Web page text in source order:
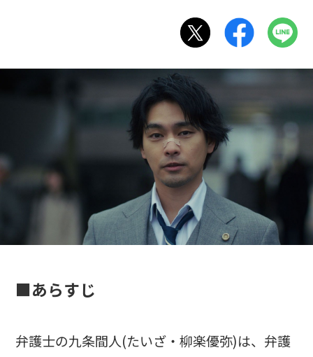
■あらすじ
弁護士の九条間人(たいざ・柳楽優弥)は、弁護